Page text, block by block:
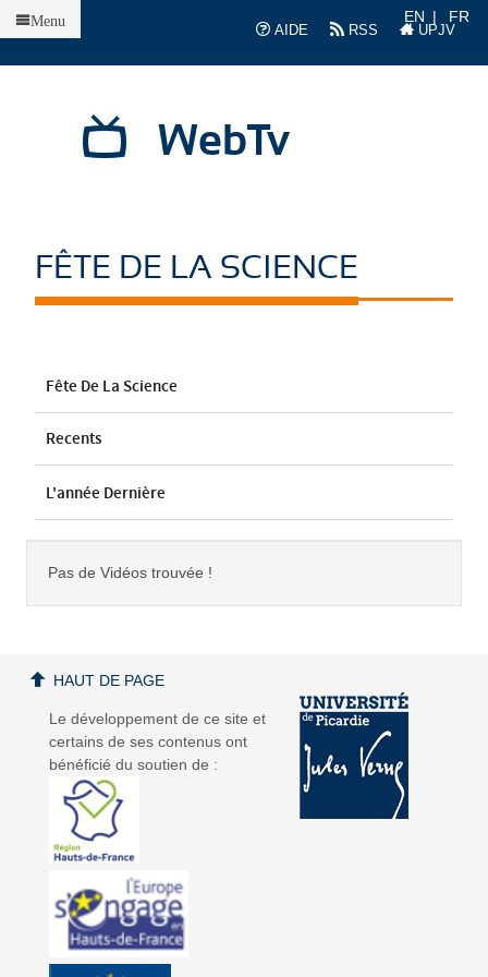
AIDE
RSS UPJV
EN FR
WebTv
Menu
FÊTE DE LA SCIENCE
Fête De La Science
Recents
L'année Dernière
Pas de Vidéos trouvée !
Le développement de ce site et
certains de ses contenus ont
bénéficié du soutien de :
HAUT DE PAGE